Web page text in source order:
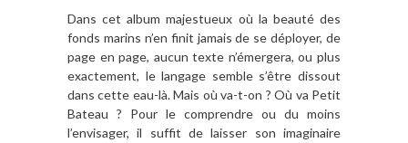
Dans cet album majestueux où la beauté des
fonds marins n’en finit jamais de se déployer, de
page en page, aucun texte n’émergera, ou plus
exactement, le langage semble s’être dissout
dans cette eau-là. Mais où va-t-on ? Où va Petit
Bateau ? Pour le comprendre ou du moins
l’envisager, il suffit de laisser son imaginaire